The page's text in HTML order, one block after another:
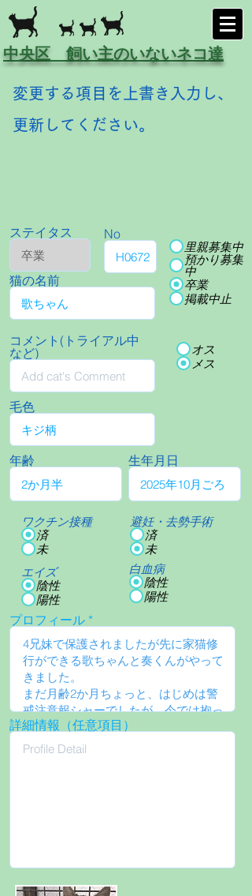
中央区 飼い主のいないネコ達
変更する項目を上書き入力し、
更新してください。
ステイタス No
猫の名前
里親募集中
預かり募集
中
卒業
掲載中止
コメント(トライアル中
など)
オス
メス
毛色
年齢
ワクチン接種
済
未
エイズ
陰性
陽性
生年月日
避妊・去勢手術
済
未
白血病
陰性
陽性
プロフィール
詳細情報（任意項目）